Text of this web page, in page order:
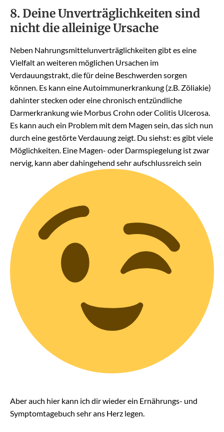
8. Deine Unverträglichkeiten sind
nicht die alleinige Ursache
Neben Nahrungsmittelunverträglichkeiten gibt es eine
Vielfalt an weiteren möglichen Ursachen im
Verdauungstrakt, die für deine Beschwerden sorgen
können. Es kann eine Autoimmunerkrankung (z.B. Zöliakie)
dahinter stecken oder eine chronisch entzündliche
Darmerkrankung wie Morbus Crohn oder Colitis Ulcerosa.
Es kann auch ein Problem mit dem Magen sein, das sich nun
durch eine gestörte Verdauung zeigt. Du siehst: es gibt viele
Möglichkeiten. Eine Magen- oder Darmspiegelung ist zwar
nervig, kann aber dahingehend sehr aufschlussreich sein
Aber auch hier kann ich dir wieder ein Ernährungs- und
Symptomtagebuch sehr ans Herz legen.